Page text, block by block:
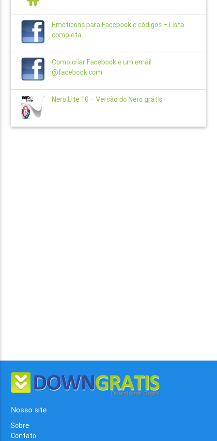
Emoticons para Facebook e códigos – Lista
completa
Como criar Facebook e um email
@facebook.com
Nero Lite 10 – Versão do Nero grátis
Nosso site
Sobre
Contato